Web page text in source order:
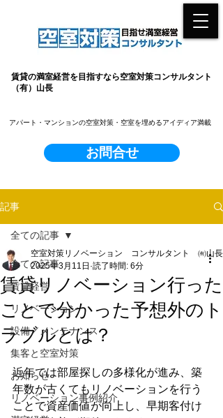
賃貸の満室経営を目指すなら空室対策コンサルタント
（有）山長
お問合せ
​アパート・マンションの空室対策・空室を埋めるアイディア満載
記事
全ての記事
賃貸経営
リノベーション
設備／メンテナンス
集客と空室対策
お知らせ
リノベーション事例紹介
全ての記事
賃貸リノベーション行った
ことで分かった予想外のト
ラブルとは？
空室対策リノベーション コンサルタント ㈲山長
2025年3月11日 読了時間: 6分
近年では部屋探しの多様化が進み、築
年数が古くてもリノベーションを行う
ことで資産価値が向上し、早期客付け